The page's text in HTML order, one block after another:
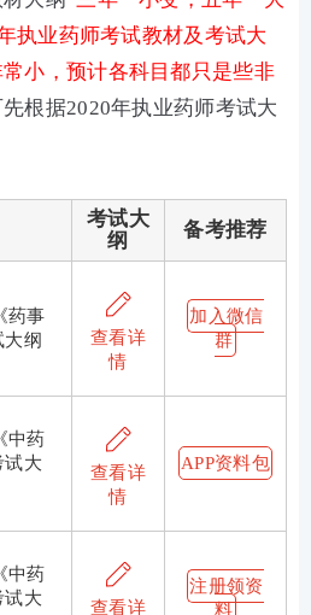
执业药师考试教材及考试大
小，预计各科目都只是些非
根据2020年执业药师考试大
考试大
纲
备考推荐
药事
纲
查看详
情
加入微信
群
中药
试大
查看详
情
APP资料包
中药
试大
查看详
注册领资
料